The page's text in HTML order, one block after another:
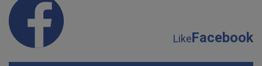
LikeFacebook